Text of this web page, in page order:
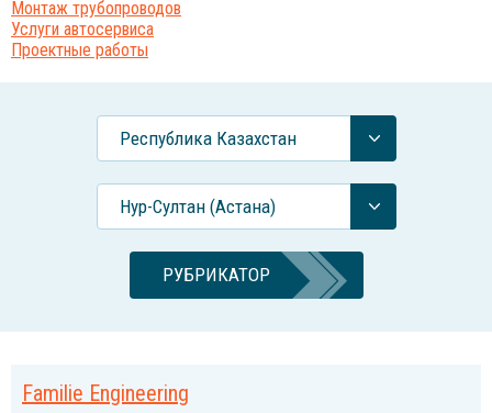
Монтаж трубопроводов
Услуги автосервиса
Проектные работы
Республика Казахстан
Нур-Султан (Астана)
РУБРИКАТОР
Familie Engineering